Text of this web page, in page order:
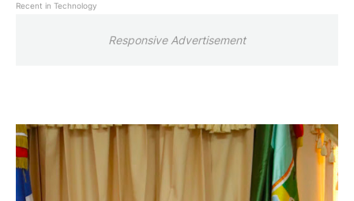
Recent in Technology
Responsive Advertisement